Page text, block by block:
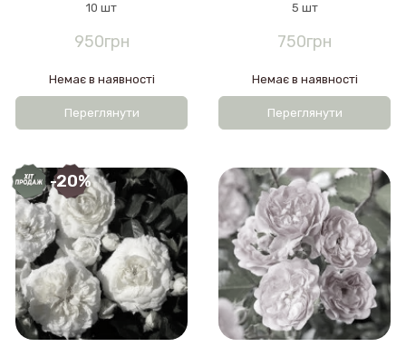
10 шт
950грн
Немає в наявності
Переглянути
5 шт
750грн
Немає в наявності
Переглянути
-20%